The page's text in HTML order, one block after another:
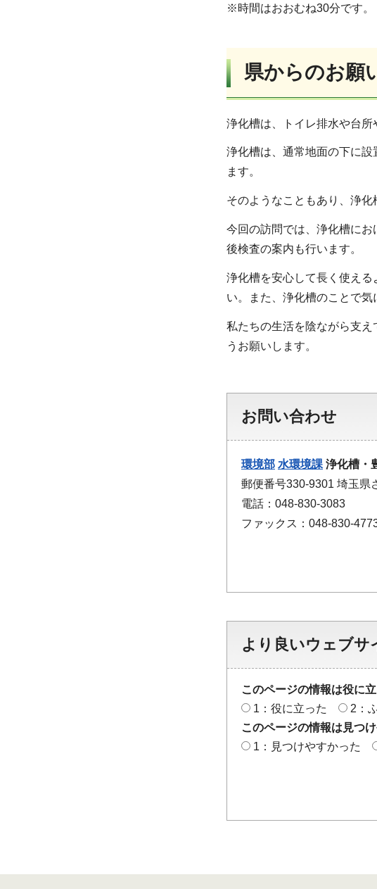
※時間はおおむね30分です。
県からのお願
浄化槽は、トイレ排水や台所
浄化槽は、通常地面の下に
ます。
そのようなこともあり、浄化
今回の訪問では、浄化槽に
後検査の案内も行います。
浄化槽を安心して長く使え
い。また、浄化槽のことで
私たちの生活を陰ながら支
うお願いします。
お問い合わせ
環境部 水環境課 浄化槽・
郵便番号330-9301 埼玉県
電話：048-830-3083
ファックス：048-830-
より良いウェブサ
このページの情報は役に
1：役に立った
2：
このページの情報は見つ
1：見つけやすかった